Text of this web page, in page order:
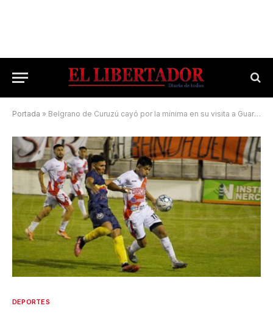
Portada » Belgrano de Curuzú cayó por la mínima en su visita a Guaraní Antonio Franco
DEPORTES